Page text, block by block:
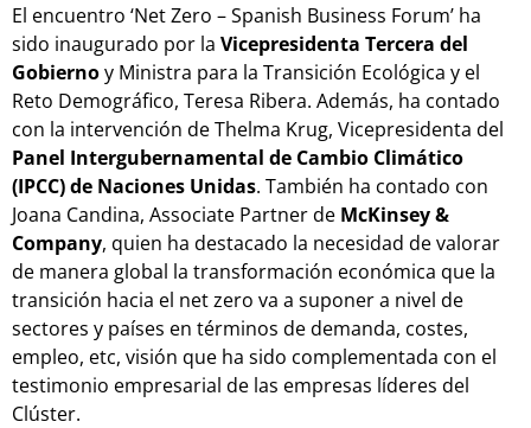
El encuentro ‘Net Zero – Spanish Business Forum’ ha
sido inaugurado por la Vicepresidenta Tercera del
Gobiernoy Ministra para la Transición Ecológica y el
Reto Demográfico, Teresa Ribera. Además, ha contado
con la intervención de Thelma Krug, Vicepresidenta del
Panel Intergubernamental de Cambio Climático
(IPCC) de Naciones Unidas. También ha contado con
Joana Candina, Associate Partner de McKinsey &
Company, quien ha destacado la necesidad de valorar
de manera global la transformación económica que la
transición hacia el net zero va a suponer a nivel de
sectores y países en términos de demanda, costes,
empleo, etc, visión que ha sido complementada con el
testimonio empresarial de las empresas líderes del
Clúster.